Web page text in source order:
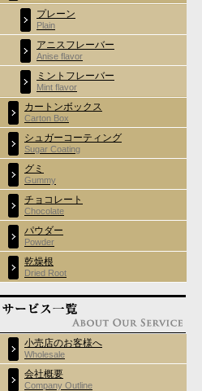
プレーン
Plain
アニスフレーバー
Anise flavor
ミントフレーバー
Mint flavor
カートンボックス
Carton Box
シュガーコーティング
Sugar Coating
グミ
Gummy
チョコレート
Chocolate
パウダー
Powder
乾燥根
Dried Root
小売店のお客様へ
Wholesale
会社概要
Company Outline